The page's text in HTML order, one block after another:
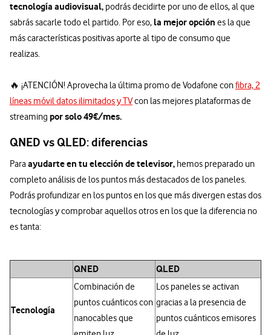
tecnología audiovisual, podrás decidirte por uno de ellos, al que
sabrás sacarle todo el partido. Por eso, la mejor opción es la que
más características positivas aporte al tipo de consumo que
realizas.
🔥 ¡ATENCIÓN! Aprovecha la última promo de Vodafone confibra, 2
líneas móvil datos ilimitados y TVcon las mejores plataformas de
streaming por solo 49€/mes.
QNED vs QLED: diferencias
Paraayudarte en tu elección de televisor, hemos preparado un
completo análisis de los puntos más destacados de los paneles.
Podrás profundizar en los puntos en los que más divergen estas dos
tecnologías y comprobar aquellos otros en los que la diferencia no
es tanta:
QNED QLED
Tecnología
Combinación de
puntos cuánticos con
nanocables que
Los paneles se activan
gracias a la presencia de
puntos cuánticos emisores